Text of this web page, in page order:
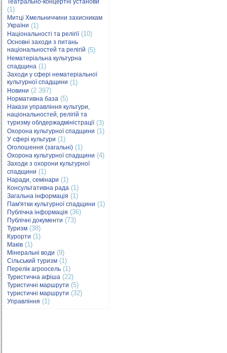
Театрально-концертні установи
(1)
Митці Хмельниччини захисникам
України (1)
Національності та релігії(10)
Основні заходи з питань
національностей та релігій (5)
Нематеріальна культурна
спадщина (1)
Заходи у сфері нематеріальної
культурної спадщини (1)
Новини (2 397)
Нормативна база (5)
Накази управління культури,
національностей, релігій та
туризму облдержадміністрації(3)
Охорона культурної спадщини (1)
У сфері культури (1)
Оголошення (загальні) (1)
Охорона культурної спадщини (4)
Заходи з охорони культурної
спадщини (1)
Наради, семінари (1)
Консультативна рада (1)
Загальна інформація (1)
Пам'ятки культурної спадщини (1)
Публічна інформація (36)
Публічні документи (73)
Туризм (38)
Курорти (1)
Маків (1)
Мінеральні води (9)
Сільський туризм (1)
Перелік агроосель (1)
Туристична афіша (22)
Туристичні маршрути (5)
туристичні маршрути (32)
Управління (1)